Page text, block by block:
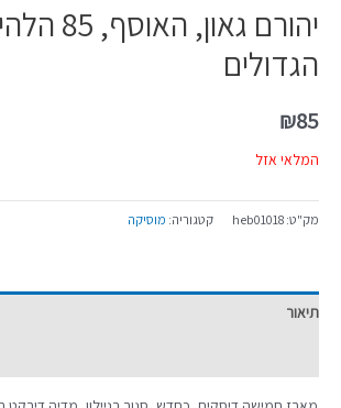
יהורם גאון,
הגדולים
₪85
המלאי אזל
מק"ט:heb01018 קטגוריה: מוסיקה
תיאור